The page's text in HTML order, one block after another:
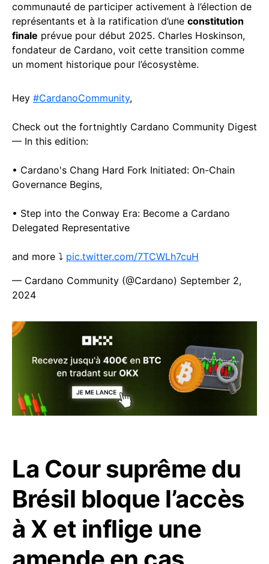
communauté de participer activement à l’élection de
représentants et à la ratification d’une constitution
finale prévue pour début 2025. Charles Hoskinson,
fondateur de Cardano, voit cette transition comme
un moment historique pour l’écosystème.
Hey #CardanoCommunity,
Check out the fortnightly Cardano Community Digest
— In this edition:
• Cardano's Chang Hard Fork Initiated: On-Chain
Governance Begins,
• Step into the Conway Era: Become a Cardano
Delegated Representative
and more ⤵️ pic.twitter.com/7TCWLh7cuH
— Cardano Community (@Cardano) September 2,
2024
La Cour suprême du
Brésil bloque l’accès
à X et inflige une